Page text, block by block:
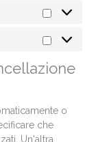
o
che
Un'altra